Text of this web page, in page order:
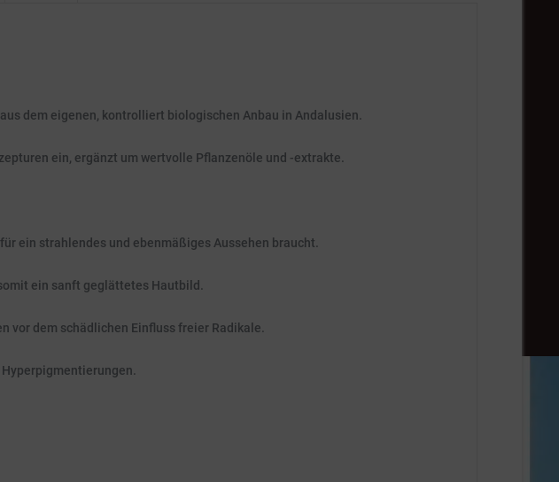
dem eigenen, kontrolliert biologischen Anbau in Andalusien.
ein, ergänzt um wertvolle Pflanzenöle und -extrakte.
ein strahlendes und ebenmäßiges Aussehen braucht.
ein sanft geglättetes Hautbild.
vor dem schädlichen Einfluss freier Radikale.